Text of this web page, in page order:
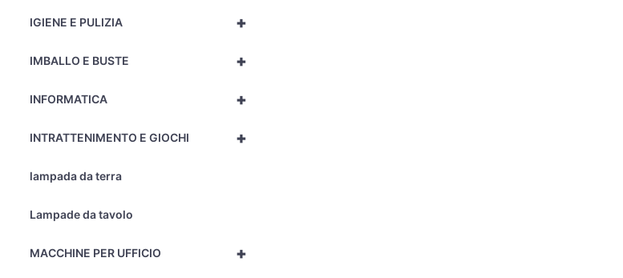
+
IGIENE E PULIZIA
+
IMBALLO E BUSTE
+
INFORMATICA
+
INTRATTENIMENTO E GIOCHI
lampada da terra
Lampade da tavolo
+
MACCHINE PER UFFICIO